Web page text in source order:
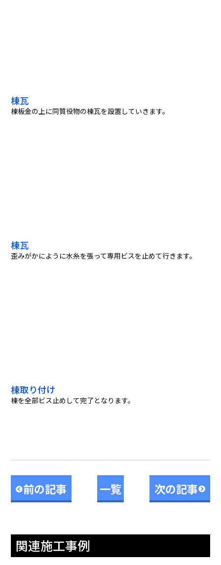
棟瓦
棟板金の上に同質役物の棟瓦を設置していきます。
棟瓦
歪みがかにように水糸を張って専用ビスを止めて行きます。
棟取り付け
棟を全部ビス止めして完了となります。
前の記事 一覧 次の記事
関連施工事例